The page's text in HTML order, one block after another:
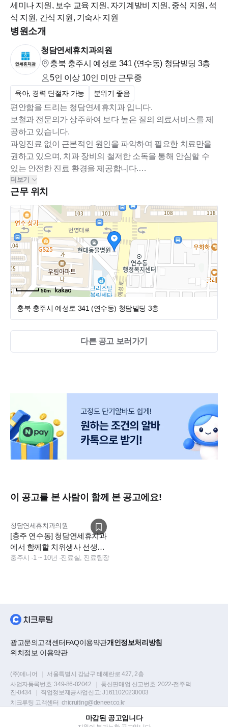
세미나 지원, 보수 교육 지원, 자기계발비 지원, 중식 지원, 석
식 지원, 간식 지원, 기숙사 지원
병원소개
청담연세휴치과의원
충북 충주시 예성로 341 (연수동) 청담빌딩 3층
5인 이상 10인 미만근무중
육아, 경력 단절자 가능 분위기 좋음
편안함을 드리는 청담연세휴치과 입니다.
보철과 전문의가 상주하여 보다 높은 질의 의료서비스를 제
공하고 있습니다.
과잉진료 없이 근본적인 원인을 파악하여 필요한 치료만을
권하고 있으며, 치과 장비의 철저한 소독을 통해 안심할 수
있는 안전한 진료 환경을 제공합니다.
가족과 같은 마음으로 친절하고, 꼼꼼하게 진료합니다.
더보기
근무 위치
50m
충북 충주시 예성로 341 (연수동) 청담빌딩 3층
마감된 공고입니다
다른 공고 보러가기
이 공고를 본 사람이 함께 본 공고에요!
청담연세휴치과의원
[충주 연수동] 청담연세휴치과
에서 함께할 치위생사 선생님
을 기다립니다!!
충주시 ·1 ~ 10년 ·진료실, 진료팀장
광고문의고객센터FAQ이용약관개인정보처리방침
위치정보 이용약관
(주)데니어
서울특별시 강남구 테헤란로 427, 2층
사업자등록번호:349-86-02042 통신판매업 신고번호:2022-전주덕
진-0434
직업정보제공사업신고:J1611020230003
치크루팅 고객센터 chicruiting@deneer.co.kr
Copyright © DENEER Corp. all rights reserved.